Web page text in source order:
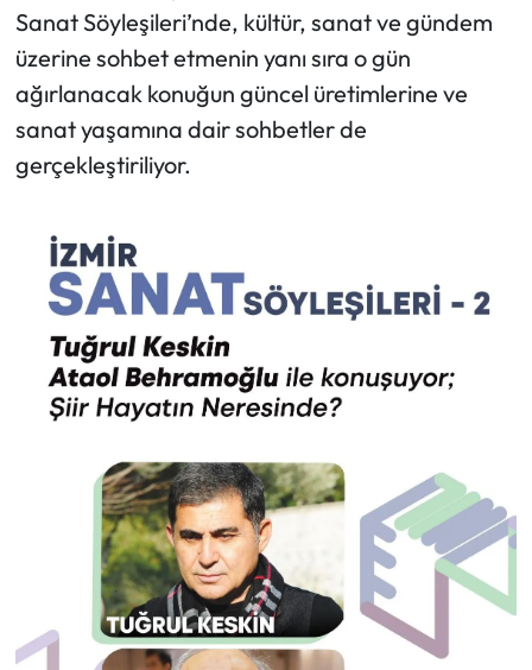
Sanat Söyleşileri’nde, kültür, sanat ve gündem
üzerine sohbet etmenin yanı sıra o gün
ağırlanacak konuğun güncel üretimlerine ve
sanat yaşamına dair sohbetler de
gerçekleştiriliyor.